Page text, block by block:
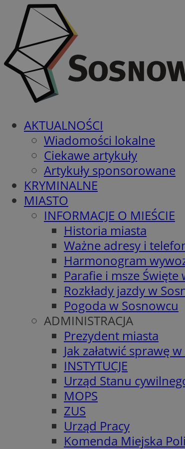
AKTUALNOŚCI
Wiadomości lokalne
Ciekawe artykuły
Artykuły sponsorowane
KRYMINALNE
MIASTO
INFORMACJE O MIEŚCIE
Historia miasta
Ważne adresy i
Harmonogram
Parafie i msze Święte
Rozkłady jazdy w
Pogoda w Sosnowcu
ADMINISTRACJA
Prezydent miasta
Jak załatwić sprawę
INSTYTUCJE
Urząd Stanu
MOPS
ZUS
Urząd Pracy
Komenda Miejska